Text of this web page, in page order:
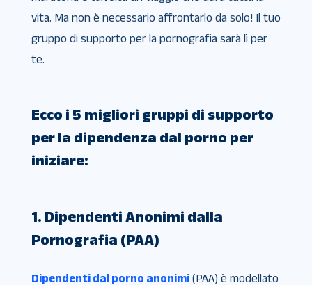
vita. Ma non è necessario affrontarlo da solo! Il tuo
gruppo di supporto per la pornografia sarà lì per
te.
Ecco i 5 migliori gruppi di supporto
per la dipendenza dal porno per
iniziare:
1. Dipendenti Anonimi dalla
Pornografia (PAA)
Dipendenti dal porno anonimi(PAA) è modellato